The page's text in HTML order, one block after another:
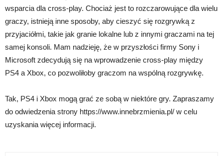
wsparcia dla cross-play. Chociaż jest to rozczarowujące dla wielu
graczy, istnieją inne sposoby, aby cieszyć się rozgrywką z
przyjaciółmi, takie jak granie lokalne lub z innymi graczami na tej
samej konsoli. Mam nadzieję, że w przyszłości firmy Sony i
Microsoft zdecydują się na wprowadzenie cross-play między
PS4 a Xbox, co pozwoliłoby graczom na wspólną rozgrywkę.
Tak, PS4 i Xbox mogą grać ze sobą w niektóre gry. Zapraszamy
do odwiedzenia strony https://www.innebrzmienia.pl/ w celu
uzyskania więcej informacji.